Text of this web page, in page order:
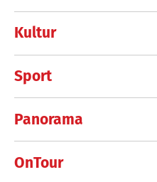
Kultur
Sport
Panorama
OnTour